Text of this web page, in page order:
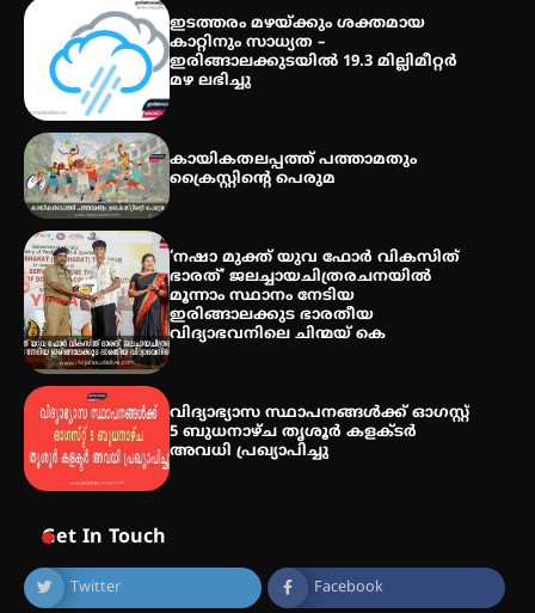
തേലപ്പിളളി പാറേമൽ വറീത്
തോമാസ് (69) അന്തരിച്ചു
തീയതികളിൽ
ഇടത്തരം മഴയ്ക്കും ശക്തമായ
കാറ്റിനും സാധ്യത –
ഇരിങ്ങാലക്കുടയിൽ 19.3 മില്ലിമീറ്റർ
മഴ ലഭിച്ചു
കായികതലപ്പത്ത് പത്താമതും
ക്രൈസ്റ്റിന്റെ പെരുമ
‘നഷാ മുക്ത് യുവ ഫോർ വികസിത്
ഭാരത്’ ജലച്ചായചിത്രരചനയിൽ
മൂന്നാം സ്ഥാനം നേടിയ
ഇരിങ്ങാലക്കുട ഭാരതീയ
വിദ്യാഭവനിലെ ചിന്മയ് കെ
വിദ്യാഭ്യാസ സ്ഥാപനങ്ങള്‍ക്ക് ഓഗസ്റ്റ്
5 ബുധനാഴ്ച തൃശൂർ കളക്ടർ
അവധി പ്രഖ്യാപിച്ചു
Get In Touch
Twitter Facebook